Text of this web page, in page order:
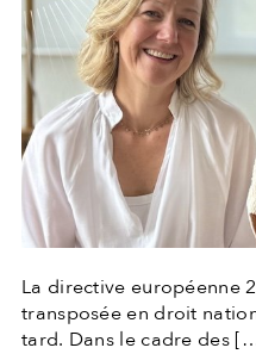
La directive européenne
transposée en droit
tard. Dans le cadre des